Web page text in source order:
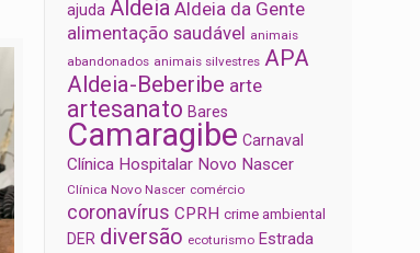
ajuda Aldeia Aldeia da Gente
alimentação saudável animais
abandonados animais silvestres APA
Aldeia-Beberibe arte
artesanato Bares
Camaragibe Carnaval
Clínica Hospitalar Novo Nascer
Clínica Novo Nascer comércio
coronavírus CPRH crime ambiental
DER diversão ecoturismo Estrada